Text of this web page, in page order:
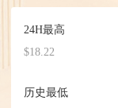
24H最高
$18.22
历史最低